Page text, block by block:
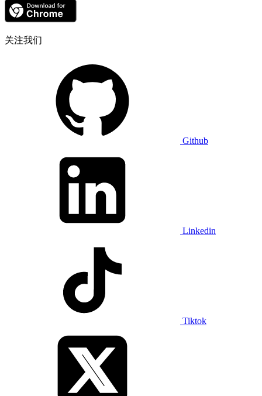
关注我们
Github
Linkedin
Tiktok